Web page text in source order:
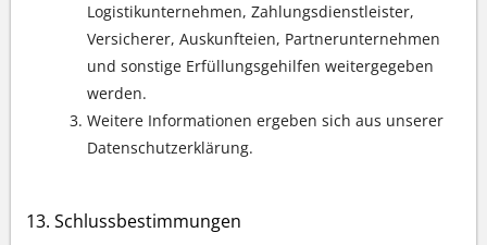
Logistikunternehmen, Zahlungsdienstleister,
Versicherer, Auskunfteien, Partnerunternehmen
und sonstige Erfüllungsgehilfen weitergegeben
werden.
Weitere Informationen ergeben sich aus unserer
Datenschutzerklärung.
Schlussbestimmungen